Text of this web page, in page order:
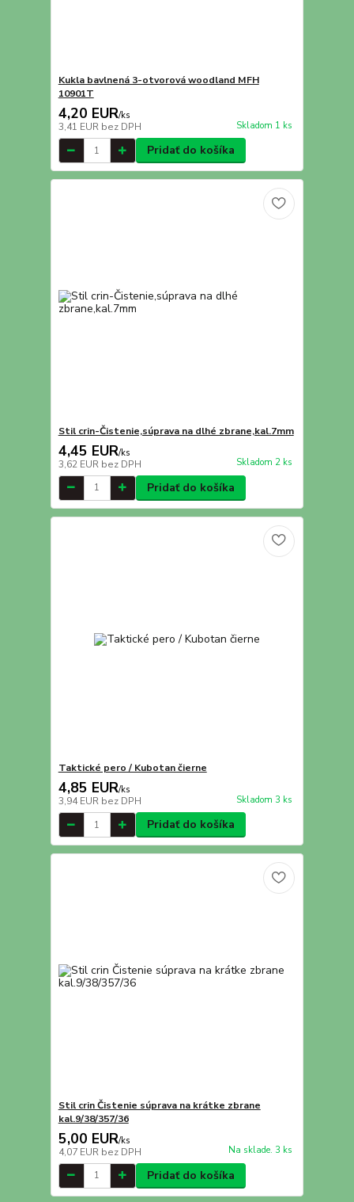
Kukla bavlnená 3-otvorová woodland MFH
10901T
4,20 EUR/ks
3,41 EUR bez DPH Skladom 1 ks
Pridať do košíka
Stil crin-Čistenie,súprava na dlhé zbrane,kal.7mm
4,45 EUR/ks
3,62 EUR bez DPH Skladom 2 ks
Pridať do košíka
Taktické pero / Kubotan čierne
4,85 EUR/ks
3,94 EUR bez DPH Skladom 3 ks
Pridať do košíka
Stil crin Čistenie súprava na krátke zbrane
kal.9/38/357/36
5,00 EUR/ks
4,07 EUR bez DPH Na sklade. 3 ks
Pridať do košíka